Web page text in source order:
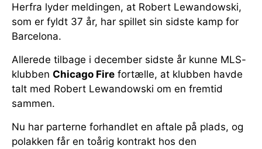
Herfra lyder meldingen, at Robert Lewandowski,
som er fyldt 37 år, har spillet sin sidste kamp for
Barcelona.
Allerede tilbage i december sidste år kunne MLS-
klubben Chicago Fire fortælle, at klubben havde
talt med Robert Lewandowski om en fremtid
sammen.
Nu har parterne forhandlet en aftale på plads, og
polakken får en toårig kontrakt hos den